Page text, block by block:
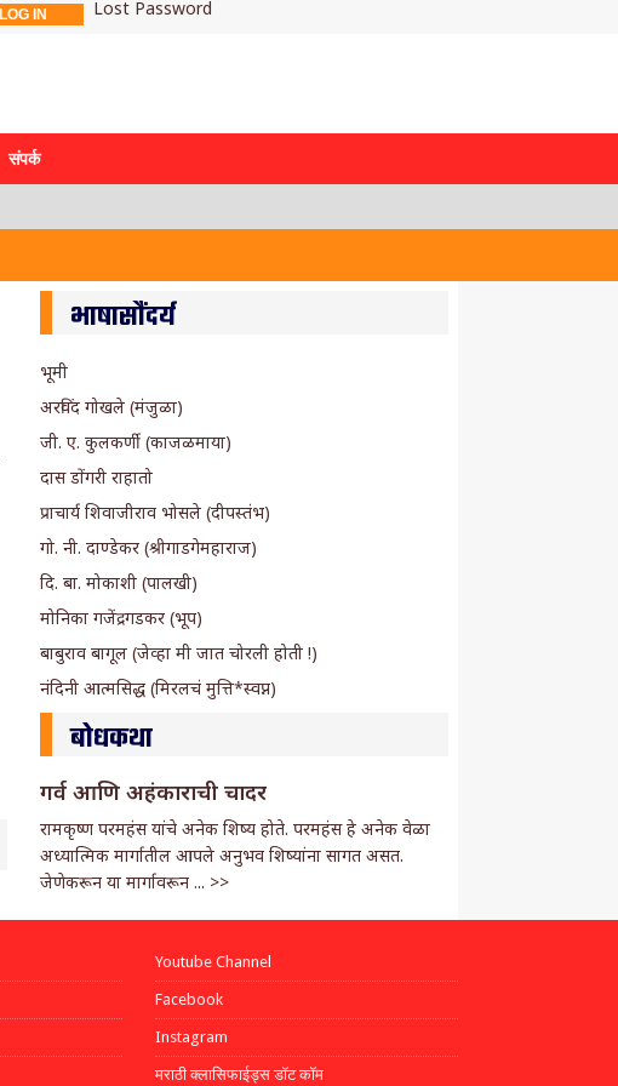
Lost Password
संपर्क
भाषासौंदर्य
भूमी
अरविंद गोखले (मंजुळा)
जी. ए. कुलकर्णी (काजळमाया)
दास डोंगरी राहातो
प्राचार्य शिवाजीराव भोसले (दीपस्तंभ)
गो. नी. दाण्डेकर (श्रीगाडगेमहाराज)
दि. बा. मोकाशी (पालखी)
मोनिका गजेंद्रगडकर (भूप)
बाबुराव बागूल (जेव्हा मी जात चोरली होती !)
नंदिनी आत्मसिद्ध (मिरलचं मुत्ति*स्वप्न)
बोधकथा
गर्व आणि अहंकाराची चादर
रामकृष्ण परमहंस यांचे अनेक शिष्य होते. परमहंस हे अनेक वेळा
अध्यात्मिक मार्गातील आपले अनुभव शिष्यांना सागत असत.
जेणेकरून या मार्गावरून ... >>
Youtube Channel
Facebook
Instagram
मराठी क्लासिफाईड्स डॉट कॉम